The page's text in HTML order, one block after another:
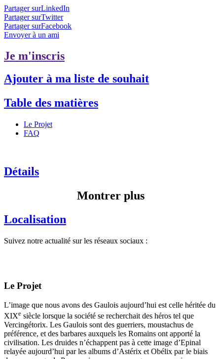
Partager surLinkedIn
Partager surTwitter
Partager surFacebook
Envoyer à un ami
Je m'inscris
Ajouter à ma liste de souhait
Table des matières
Le Projet
FAQ
Détails
Montrer plus
Localisation
Suivez notre actualité sur les réseaux sociaux :
Le Projet
L’image que nous avons des Gaulois aujourd’hui est celle héritée du
XIXe siècle lorsque la société se recherchait des héros tel que
Vercingétorix. Les Gaulois sont des guerriers, moustachus de
préférence, et des barbares auxquels les Romains ont apporté la
civilisation. Les druides n’échappent pas à cette image d’Epinal
relayée aujourd’hui par les albums d’Astérix et Obélix par le biais